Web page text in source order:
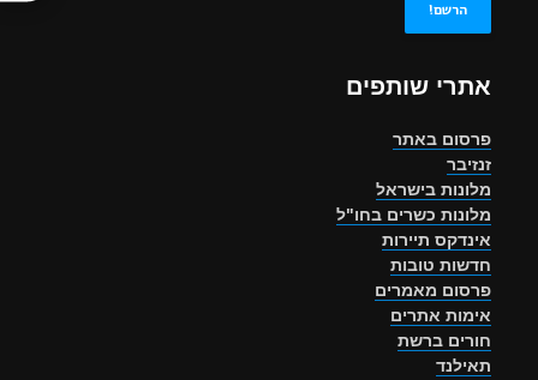
אתרי שותפים
פרסום באתר
זנזיבר
מלונות בישראל
מלונות כשרים בחו"ל
אינדקס תיירות
חדשות טובות
פרסום מאמרים
אימות אתרים
חורים ברשת
תאילנד